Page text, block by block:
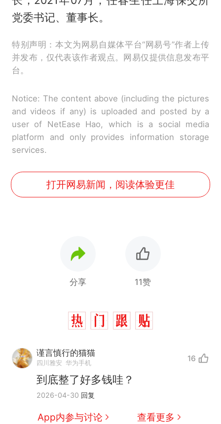
党委书记、董事长。
特别声明：本文为网易自媒体平台“网易号”作者上传
并发布，仅代表该作者观点。网易仅提供信息发布平
台。
Notice: The content above (including the pictures
and videos if any) is uploaded and posted by a
user of NetEase Hao, which is a social media
platform and only provides information storage
services.
打开网易新闻，阅读体验更佳
分享 11赞
谨言慎行的猫猫
四川雅安 华为手机 16
到底整了好多钱哇？
2026-04-30 回复
App内参与讨论 查看更多